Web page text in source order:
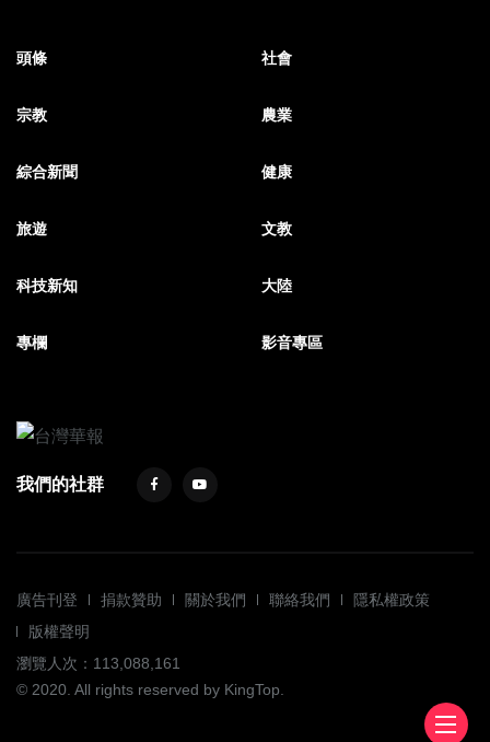
頭條 社會
宗教 農業
綜合新聞 健康
旅遊 文教
科技新知 大陸
專欄 影音專區
我們的社群
廣告刊登 捐款贊助 關於我們 聯絡我們
隱私權政策
版權聲明
瀏覽人次：113,088,161
© 2020. All rights reserved by KingTop.